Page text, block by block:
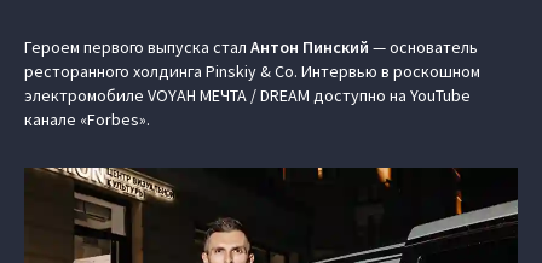
Героем первого выпуска стал Антон Пинский — основатель
ресторанного холдинга Pinskiy & Co. Интервью в роскошном
электромобиле VOYAH МЕЧТА / DREAM доступно на YouTube
канале «Forbes».